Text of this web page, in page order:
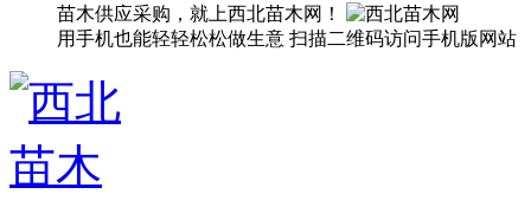
苗木供应采购，就上西北苗木网！
用手机也能轻轻松松做生意 扫描二维码访问手机版网站